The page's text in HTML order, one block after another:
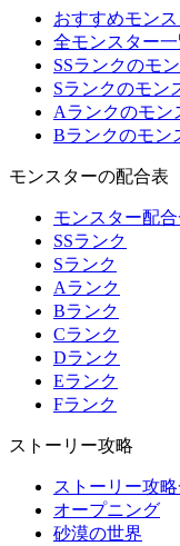
おすすめモン
全モンスター一
SSランクのモ
Sランクのモン
Aランクのモン
Bランクのモン
モンスターの配合表
モンスター配
SSランク
Sランク
Aランク
Bランク
Cランク
Dランク
Eランク
Fランク
ストーリー攻略
ストーリー攻
オープニング
砂漠の世界